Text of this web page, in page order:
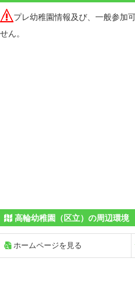
プレ幼稚園情報及び、一般参加
せん。
高輪幼稚園（区立）の周辺環境
ホームページを見る